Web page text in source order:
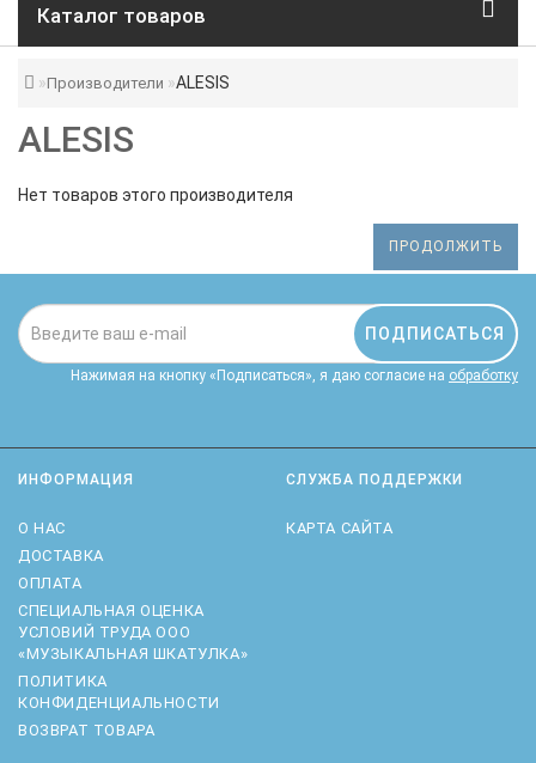
Каталог товаров
Производители ALESIS
ALESIS
Нет товаров этого производителя
ПРОДОЛЖИТЬ
ПОДПИСАТЬСЯ
Нажимая на кнопку «Подписаться», я даю cогласие на обработку
ИНФОРМАЦИЯ
О НАС
ДОСТАВКА
ОПЛАТА
CПЕЦИАЛЬНАЯ ОЦЕНКА
УСЛОВИЙ ТРУДА ООО
«МУЗЫКАЛЬНАЯ ШКАТУЛКА»
ПОЛИТИКА
КОНФИДЕНЦИАЛЬНОСТИ
ВОЗВРАТ ТОВАРА
СЛУЖБА ПОДДЕРЖКИ
КАРТА САЙТА